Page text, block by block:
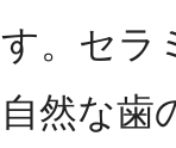
。セラ
然な歯